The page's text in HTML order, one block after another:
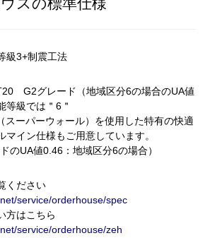
スの標準仕様
級3+制震工法
G2グレード （地域区分6の場合のUA値
等級では＂6＂
（スーパーウォール）を使用した特有の快適
マイン仕様もご用意しています。
のUA値0.46 ：地域区分6の場合）
ください
service/orderhouse/spec
方はこちら
service/orderhouse/zeh